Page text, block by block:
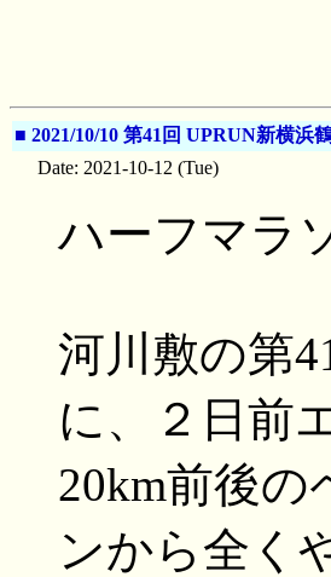
■ 2021/10/10 第41回 UPRUN新横浜
Date: 2021-10-12 (Tue)
ハーフマラ
河川敷の第
に、２日前
20km前後
ンから全く